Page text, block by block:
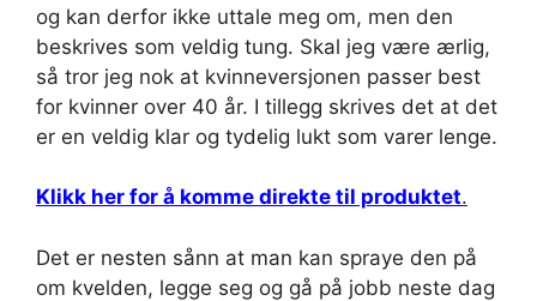
og kan derfor ikke uttale meg om, men den
beskrives som veldig tung. Skal jeg være ærlig,
så tror jeg nok at kvinneversjonen passer best
for kvinner over 40 år. I tillegg skrives det at det
er en veldig klar og tydelig lukt som varer lenge.
Klikk her for å komme direkte til produktet.
Det er nesten sånn at man kan spraye den på
om kvelden, legge seg og gå på jobb neste dag